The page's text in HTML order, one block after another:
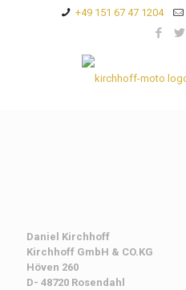
+49 151 67 47 1204
Daniel Kirchhoff
Kirchhoff GmbH & CO.KG
Höven 260
D- 48720 Rosendahl